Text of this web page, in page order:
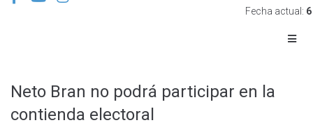
Fecha actual:
Neto Bran no podrá participar en la
contienda electoral